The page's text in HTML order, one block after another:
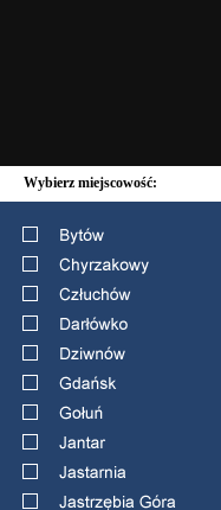
Wybierz miejscowość: